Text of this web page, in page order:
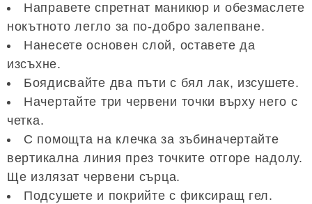
Направете спретнат маникюр и обезмаслете
нокътното легло за по-добро залепване.
Нанесете основен слой, оставете да
изсъхне.
Боядисвайте два пъти с бял лак, изсушете.
Начертайте три червени точки върху него с
четка.
С помощта на клечка за зъбиначертайте
вертикална линия през точките отгоре надолу.
Ще излязат червени сърца.
Подсушете и покрийте с фиксиращ гел.